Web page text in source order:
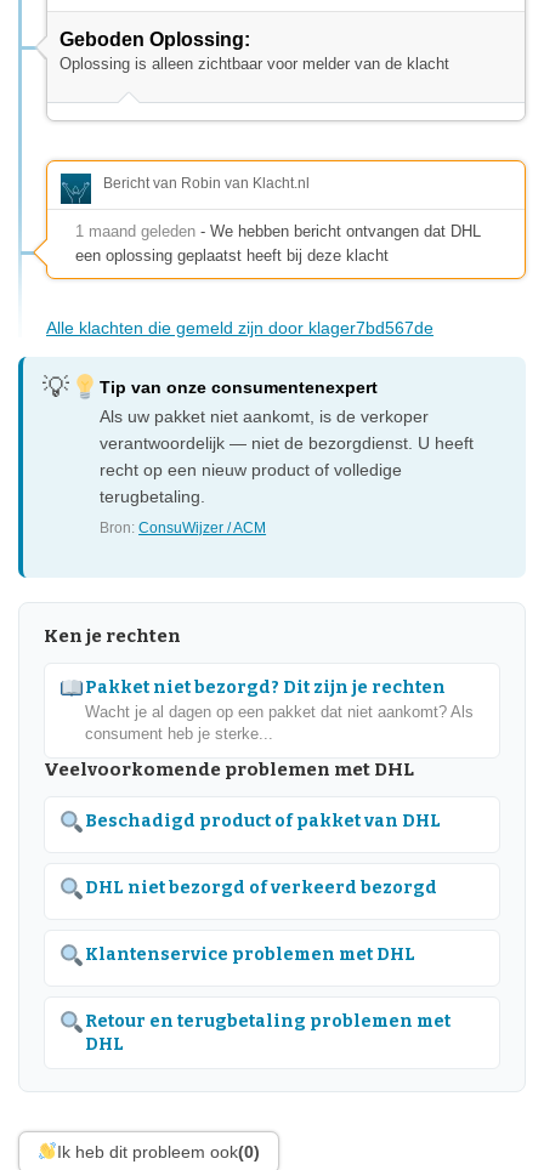
Geboden Oplossing:
Oplossing is alleen zichtbaar voor melder van de klacht
Bericht van Robin van Klacht.nl
1 maand geleden - We hebben bericht ontvangen dat DHL
een oplossing geplaatst heeft bij deze klacht
Alle klachten die gemeld zijn door klager7bd567de
Tip van onze consumentenexpert
Als uw pakket niet aankomt, is de verkoper
verantwoordelijk — niet de bezorgdienst. U heeft
recht op een nieuw product of volledige
terugbetaling.
Bron:ConsuWijzer / ACM
Ken je rechten
Pakket niet bezorgd? Dit zijn je rechten
Wacht je al dagen op een pakket dat niet aankomt? Als
consument heb je sterke...
Veelvoorkomende problemen met DHL
Beschadigd product of pakket van DHL
DHL niet bezorgd of verkeerd bezorgd
Klantenservice problemen met DHL
Retour en terugbetaling problemen met
DHL
Ik heb dit probleem ook(0)